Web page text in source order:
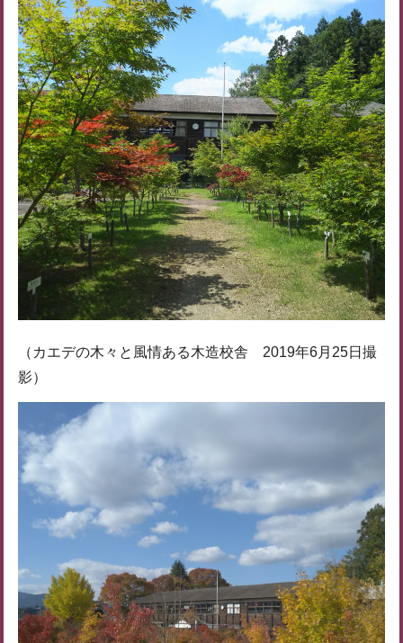
（カエデの木々と風情ある木造校舎 2019年6月25日撮
影）